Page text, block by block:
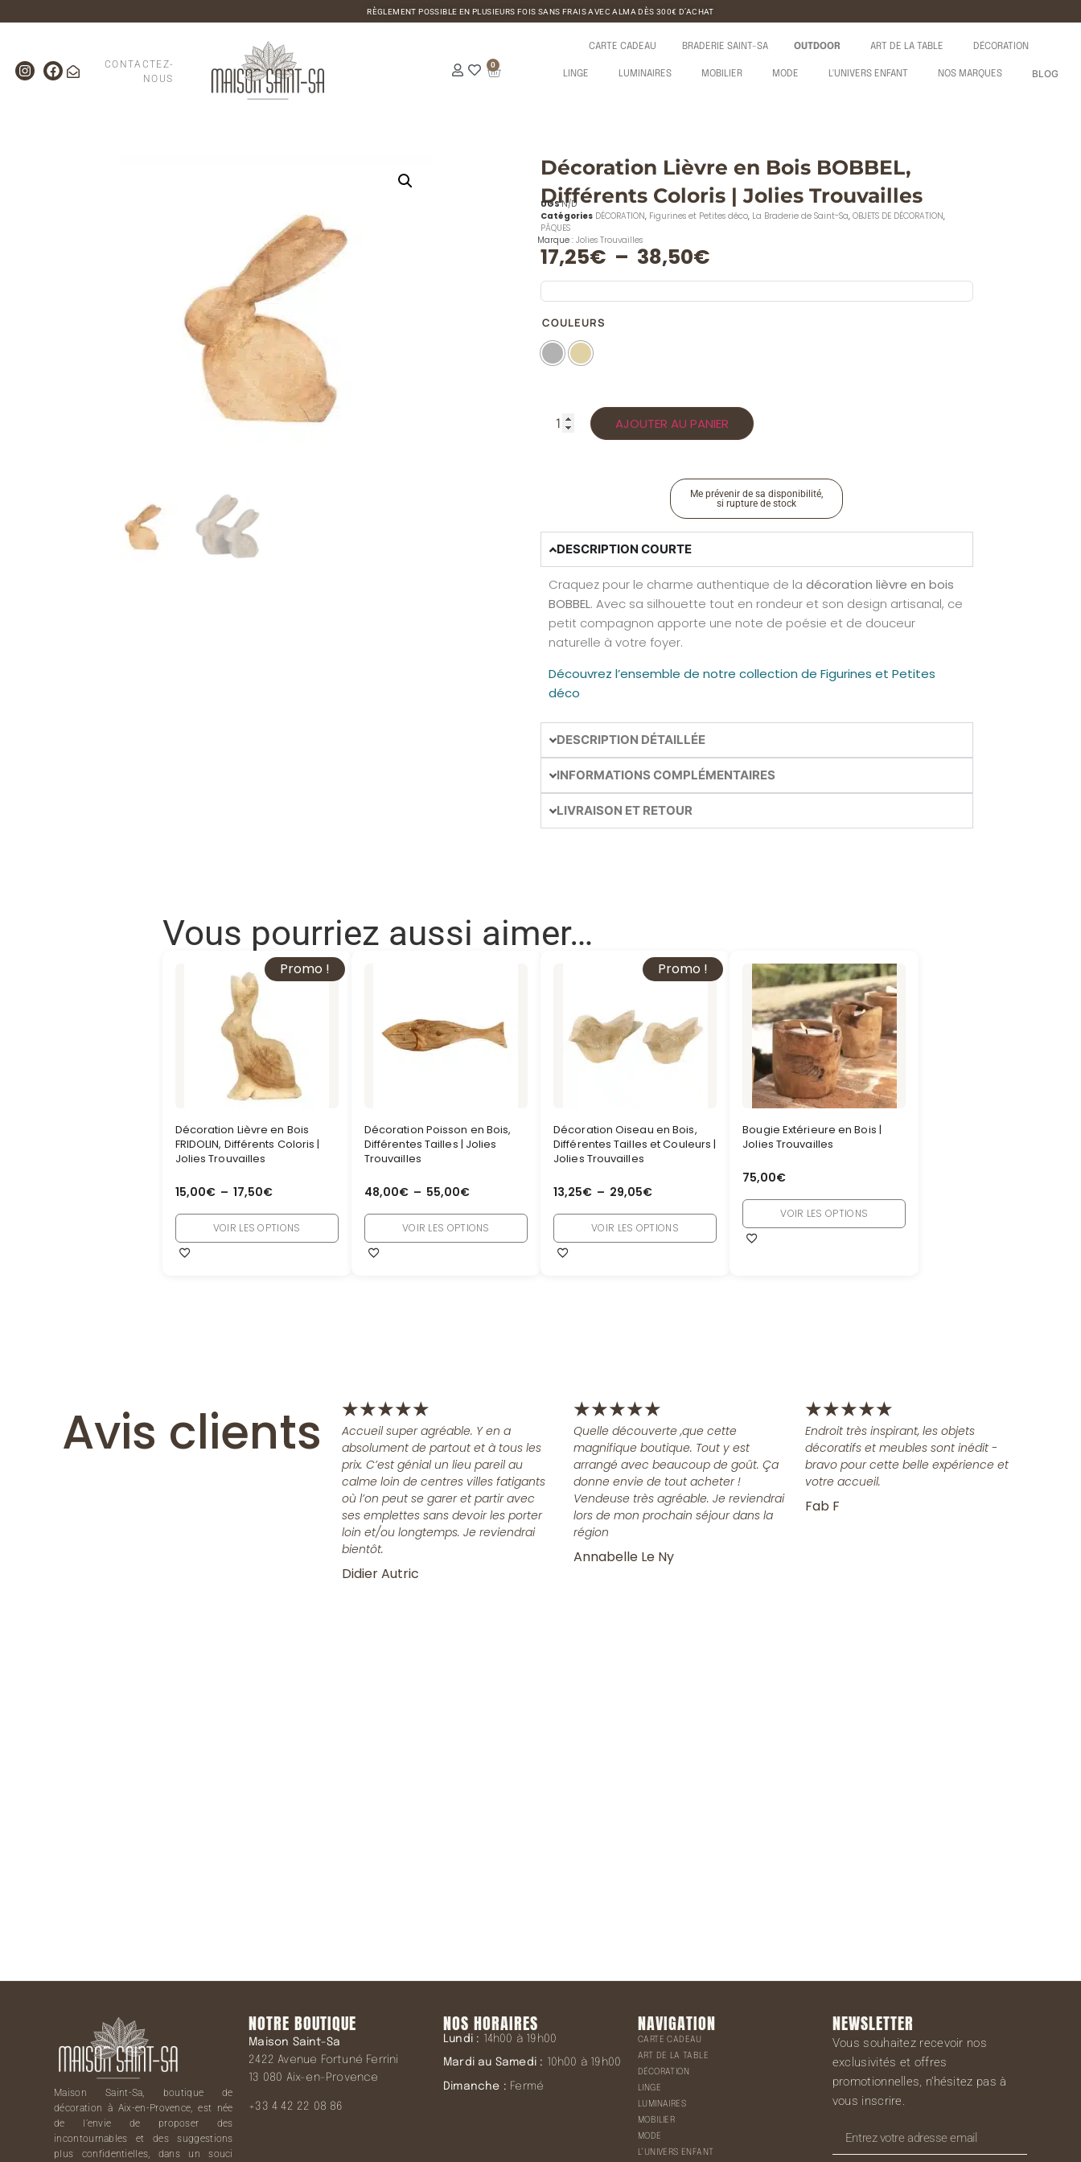
RÈGLEMENT POSSIBLE EN PLUSIEURS FOIS SANS FRAIS AVEC ALMA DÈS 300€ D’ACHAT
CONTACTEZ-
NOUS
0
CARTE CADEAU BRADERIE SAINT-SA OUTDOOR ART DE LA TABLE DÉCORATION
LINGE LUMINAIRES MOBILIER MODE L'UNIVERS ENFANT NOS MARQUES BLOG
Décoration Lièvre en Bois BOBBEL,
Différents Coloris | Jolies Trouvailles
UGSN/D
Catégories DÉCORATION, Figurines et Petites déco, La Braderie de Saint-Sa, OBJETS DE DÉCORATION,
PÂQUES
Marque : Jolies Trouvailles
17,25€ – 38,50€
COULEURS
AJOUTER AU PANIER
Me prévenir de sa disponibilité,
si rupture de stock
DESCRIPTION COURTE
Craquez pour le charme authentique de la décoration lièvre en bois
BOBBEL. Avec sa silhouette tout en rondeur et son design artisanal, ce
petit compagnon apporte une note de poésie et de douceur
naturelle à votre foyer.
Découvrez l’ensemble de notre collection de Figurines et Petites
déco
DESCRIPTION DÉTAILLÉE
INFORMATIONS COMPLÉMENTAIRES
LIVRAISON ET RETOUR
Vous pourriez aussi aimer…
Promo !
Décoration Lièvre en Bois
FRIDOLIN, Différents Coloris |
Jolies Trouvailles
15,00€ – 17,50€
VOIR LES OPTIONS
Décoration Poisson en Bois,
Différentes Tailles | Jolies
Trouvailles
48,00€ – 55,00€
VOIR LES OPTIONS
Promo !
Décoration Oiseau en Bois,
Différentes Tailles et Couleurs |
Jolies Trouvailles
13,25€ – 29,05€
VOIR LES OPTIONS
Bougie Extérieure en Bois |
Jolies Trouvailles
75,00€
VOIR LES OPTIONS
Avis clients ★★★★★
Accueil super agréable. Y en a
absolument de partout et à tous les
prix. C’est génial un lieu pareil au
calme loin de centres villes fatigants
où l’on peut se garer et partir avec
ses emplettes sans devoir les porter
loin et/ou longtemps. Je reviendrai
bientôt.
Didier Autric
★★★★★
Quelle découverte ,que cette
magnifique boutique. Tout y est
arrangé avec beaucoup de goût. Ça
donne envie de tout acheter !
Vendeuse très agréable. Je reviendrai
lors de mon prochain séjour dans la
région
Annabelle Le Ny
★★★★★
Endroit très inspirant, les objets
décoratifs et meubles sont inédit -
bravo pour cette belle expérience et
votre accueil.
Fab F
Maison Saint-Sa, boutique de
décoration à Aix-en-Provence, est née
de l’envie de proposer des
incontournables et des suggestions
plus confidentielles, dans un souci
NOTRE BOUTIQUE
Maison Saint-Sa
2422 Avenue Fortuné Ferrini
13 080 Aix-en-Provence
+33 4 42 22 08 86
NOS HORAIRES
Lundi : 14h00 à 19h00
Mardi au Samedi : 10h00 à 19h00
Dimanche : Fermé
NAVIGATION
CARTE CADEAU
ART DE LA TABLE
DÉCORATION
LINGE
LUMINAIRES
MOBILIER
MODE
L’UNIVERS ENFANT
NEWSLETTER
Vous souhaitez recevoir nos
exclusivités et offres
promotionnelles, n’hésitez pas à
vous inscrire.